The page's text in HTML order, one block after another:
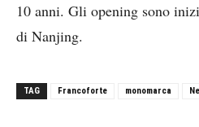
10 anni. Gli opening sono
di Nanjing.
TAG Francoforte monomarca